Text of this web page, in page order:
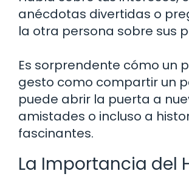
anécdotas divertidas o
la otra persona sobre sus
Es sorprendente cómo un
gesto como compartir un
puede abrir la puerta a
amistades o incluso a
fascinantes.
La Importancia del